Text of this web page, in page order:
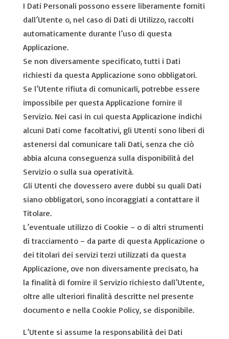
I Dati Personali possono essere liberamente forniti
dall’Utente o, nel caso di Dati di Utilizzo, raccolti
automaticamente durante l’uso di questa
Applicazione.
Se non diversamente specificato, tutti i Dati
richiesti da questa Applicazione sono obbligatori.
Se l’Utente rifiuta di comunicarli, potrebbe essere
impossibile per questa Applicazione fornire il
Servizio. Nei casi in cui questa Applicazione indichi
alcuni Dati come facoltativi, gli Utenti sono liberi di
astenersi dal comunicare tali Dati, senza che ciò
abbia alcuna conseguenza sulla disponibilità del
Servizio o sulla sua operatività.
Gli Utenti che dovessero avere dubbi su quali Dati
siano obbligatori, sono incoraggiati a contattare il
Titolare.
L’eventuale utilizzo di Cookie – o di altri strumenti
di tracciamento – da parte di questa Applicazione o
dei titolari dei servizi terzi utilizzati da questa
Applicazione, ove non diversamente precisato, ha
la finalità di fornire il Servizio richiesto dall’Utente,
oltre alle ulteriori finalità descritte nel presente
documento e nella Cookie Policy, se disponibile.
L’Utente si assume la responsabilità dei Dati